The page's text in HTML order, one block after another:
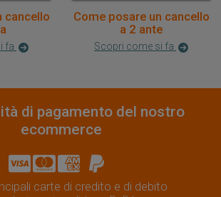
cancello
fa
Come posare un cancello
a 2 ante
Scopri come si fa
di pagamento del nostro
ecommerce
carte di credito e di debito